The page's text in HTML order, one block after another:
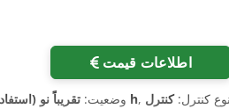
اطلاعات قیمت
وضعیت: تقریباً نو ۲۹۶ h , نوع کنترل:کنترل